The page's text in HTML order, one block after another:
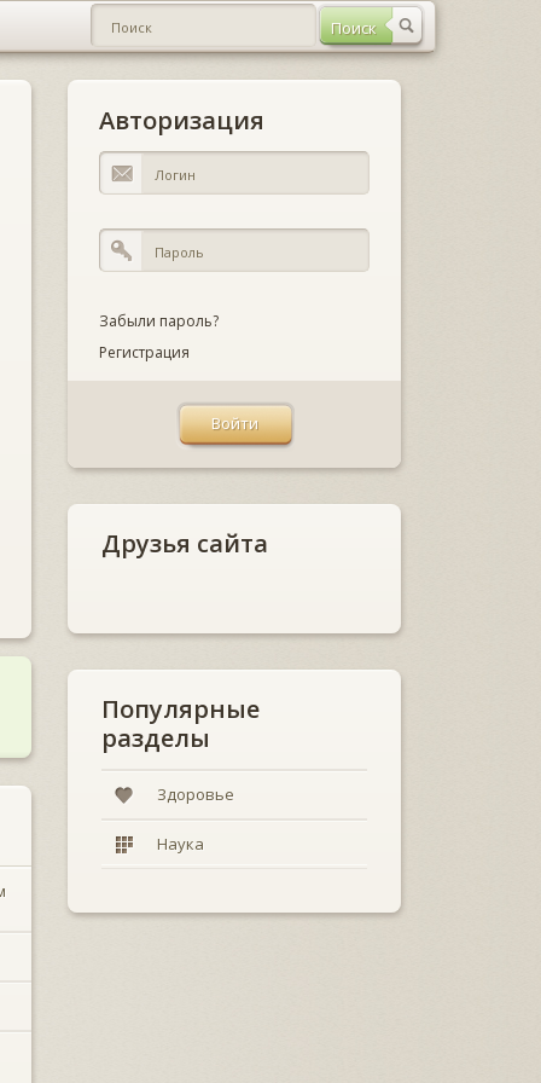
Авторизация
Забыли пароль?
Регистрация
Друзья сайта
Популярные
разделы
Здоровье
Наука